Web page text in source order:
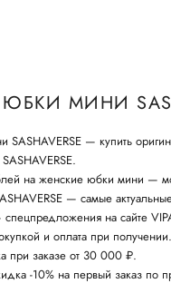
МИНИ
— купить
на женские юбки мини —
— самые
на сайте
и оплата при получении.
при заказе от 30 000 ₽.
-10% на первый заказ